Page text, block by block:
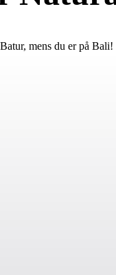
mens du er på Bali!